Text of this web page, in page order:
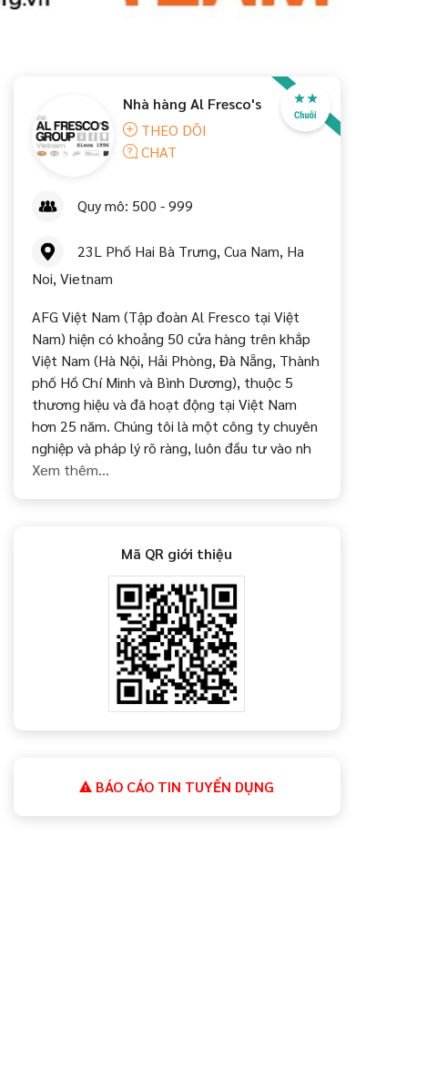
Nhà hàng Al Fresco's
THEO DÕI
CHAT
Quy mô: 500 - 999
23L Phố Hai Bà Trưng, Cua Nam, Ha
Noi, Vietnam
AFG Việt Nam (Tập đoàn Al Fresco tại Việt
Nam) hiện có khoảng 50 cửa hàng trên khắp
Việt Nam (Hà Nội, Hải Phòng, Đà Nẵng, Thành
phố Hồ Chí Minh và Bình Dương), thuộc 5
thương hiệu và đã hoạt động tại Việt Nam
hơn 25 năm. Chúng tôi là một công ty chuyên
nghiệp và pháp lý rõ ràng, luôn đầu tư vào nh
Xem thêm...
Mã QR giới thiệu
BÁO CÁO TIN TUYỂN DỤNG